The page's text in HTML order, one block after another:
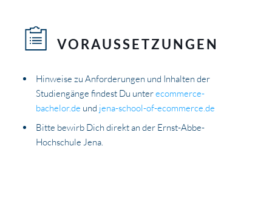
VORAUSSETZUNGEN
Hinweise zu Anforderungen und Inhalten der
Studiengänge findest Du unterecommerce-
bachelor.de und jena-school-of-ecommerce.de
Bitte bewirb Dich direkt an der Ernst-Abbe-
Hochschule Jena.